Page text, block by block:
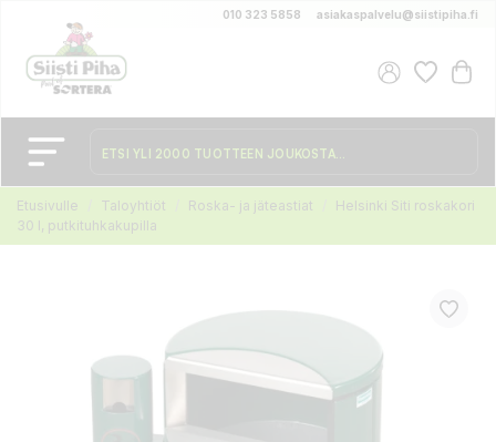
010 323 5858 asiakaspalvelu@siistipiha.fi
Etusivulle Taloyhtiöt Roska- ja jäteastiat
Helsinki Siti roskakori
30 l, putkituhkakupilla